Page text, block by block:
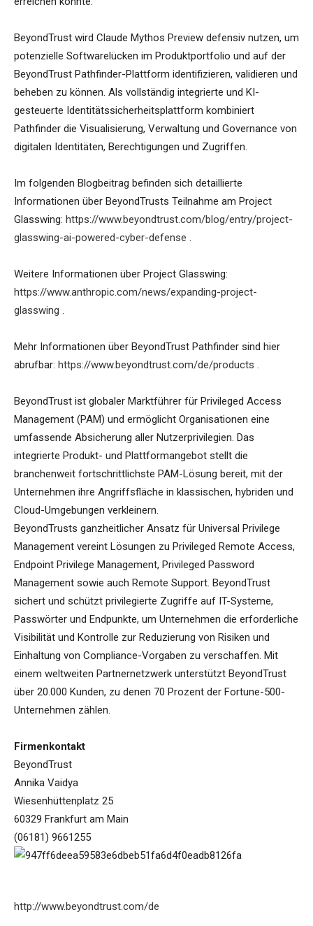
BeyondTrust wird Claude Mythos Preview defensiv nutzen, um
potenzielle Softwarelücken im Produktportfolio und auf der
BeyondTrust Pathfinder-Plattform identifizieren, validieren und
beheben zu können. Als vollständig integrierte und KI-
gesteuerte Identitätssicherheitsplattform kombiniert
Pathfinder die Visualisierung, Verwaltung und Governance von
digitalen Identitäten, Berechtigungen und Zugriffen.
Im folgenden Blogbeitrag befinden sich detaillierte
Informationen über BeyondTrusts Teilnahme am Project
Glasswing: https://www.beyondtrust.com/blog/entry/project-
glasswing-ai-powered-cyber-defense .
Weitere Informationen über Project Glasswing:
https://www.anthropic.com/news/expanding-project-
glasswing .
Mehr Informationen über BeyondTrust Pathfinder sind hier
abrufbar: https://www.beyondtrust.com/de/products .
BeyondTrust ist globaler Marktführer für Privileged Access
Management (PAM) und ermöglicht Organisationen eine
umfassende Absicherung aller Nutzerprivilegien. Das
integrierte Produkt- und Plattformangebot stellt die
branchenweit fortschrittlichste PAM-Lösung bereit, mit der
Unternehmen ihre Angriffsfläche in klassischen, hybriden und
Cloud-Umgebungen verkleinern.
BeyondTrusts ganzheitlicher Ansatz für Universal Privilege
Management vereint Lösungen zu Privileged Remote Access,
Endpoint Privilege Management, Privileged Password
Management sowie auch Remote Support. BeyondTrust
sichert und schützt privilegierte Zugriffe auf IT-Systeme,
Passwörter und Endpunkte, um Unternehmen die erforderliche
Visibilität und Kontrolle zur Reduzierung von Risiken und
Einhaltung von Compliance-Vorgaben zu verschaffen. Mit
einem weltweiten Partnernetzwerk unterstützt BeyondTrust
über 20.000 Kunden, zu denen 70 Prozent der Fortune-500-
Unternehmen zählen.
Firmenkontakt
BeyondTrust
Annika Vaidya
Wiesenhüttenplatz 25
60329 Frankfurt am Main
(06181) 9661255
http://www.beyondtrust.com/de